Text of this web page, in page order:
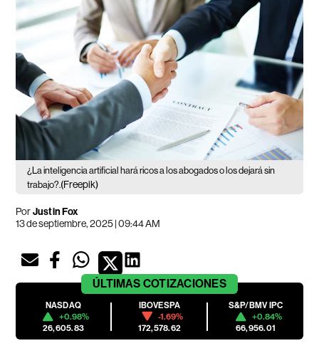
¿La inteligencia artificial hará ricos a los abogados o los dejará sin
trabajo?.(Freepik)
PorJustin Fox
13 de septiembre, 2025 | 09:44 AM
ÚLTIMAS COTIZACIONES
NASDAQ
+0.98%
26,605.83
IBOVESPA
-1.69%
172,578.62
S&P/BMV IPC
+0.84%
66,956.01